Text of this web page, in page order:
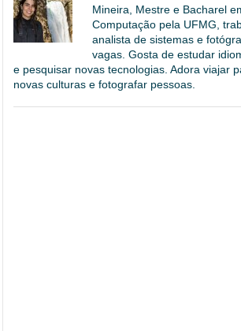
Mineira, Mestre e Bacharel
Computação pela UFMG,
analista de sistemas e
vagas. Gosta de estudar
e pesquisar novas tecnologias. Adora viajar
novas culturas e fotografar pessoas.